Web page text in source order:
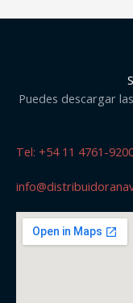
Puedes descargar
Tel: +54 11 4761-